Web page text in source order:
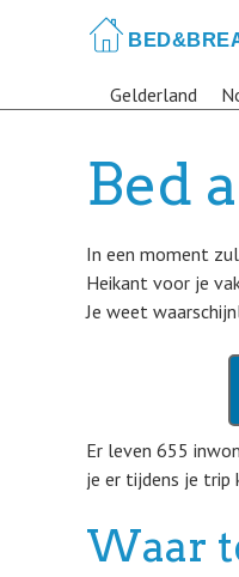
Gelderland
Bed
In een moment
Heikant voor je
Je weet
Er leven 655
je er tijdens je trip
Waar